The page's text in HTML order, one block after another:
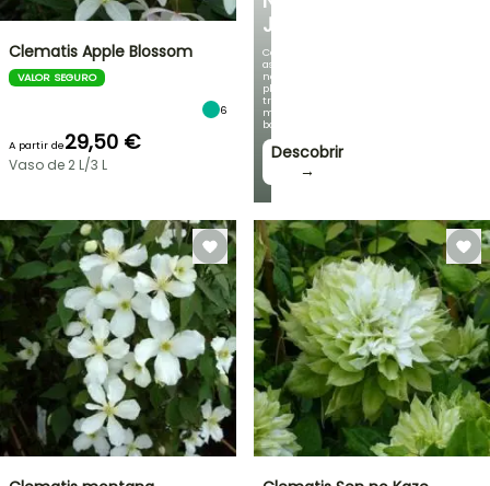
JARDIM
Com
as
nossas
plantas
trepadeiras
mais
bonitas!
Descobrir
→
Clematis Apple Blossom
VALOR SEGURO
6
A partir de29,50 €
Vaso de 2 L/3 L